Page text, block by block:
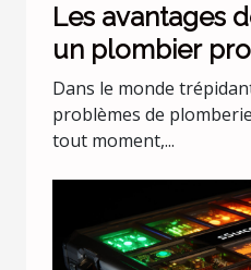
Les avantages
un plombier
pour les
Dans le monde
problèmes de
tout moment,...